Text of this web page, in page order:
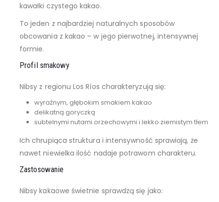
kawałki czystego kakao.
To jeden z najbardziej naturalnych sposobów
obcowania z kakao – w jego pierwotnej, intensywnej
formie.
Profil smakowy
Nibsy z regionu Los Ríos charakteryzują się:
wyraźnym, głębokim smakiem kakao
delikatną goryczką
subtelnymi nutami orzechowymi i lekko ziemistym tłem
Ich chrupiąca struktura i intensywność sprawiają, że
nawet niewielka ilość nadaje potrawom charakteru.
Zastosowanie
Nibsy kakaowe świetnie sprawdzą się jako: